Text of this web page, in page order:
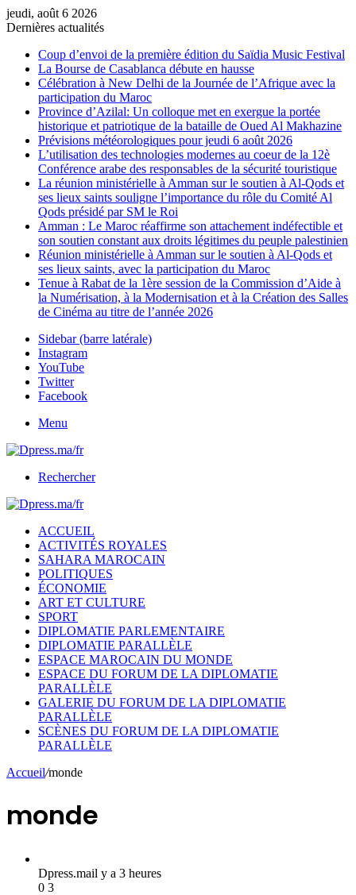
jeudi, août 6 2026
Dernières actualités
Coup d’envoi de la première édition du Saïdia Music Festival
La Bourse de Casablanca débute en hausse
Célébration à New Delhi de la Journée de l’Afrique avec la
participation du Maroc
Province d’Azilal: Un colloque met en exergue la portée
historique et patriotique de la bataille de Oued Al Makhazine
Prévisions météorologiques pour jeudi 6 août 2026
L’utilisation des technologies modernes au coeur de la 12è
Conférence arabe des responsables de la sécurité touristique
La réunion ministérielle à Amman sur le soutien à Al-Qods et
ses lieux saints souligne l’importance du rôle du Comité Al
Qods présidé par SM le Roi
Amman : Le Maroc réaffirme son attachement indéfectible et
son soutien constant aux droits légitimes du peuple palestinien
Réunion ministérielle à Amman sur le soutien à Al-Qods et
ses lieux saints, avec la participation du Maroc
Tenue à Rabat de la 1ère session de la Commission d’Aide à
la Numérisation, à la Modernisation et à la Création des Salles
de Cinéma au titre de l’année 2026
Sidebar (barre latérale)
Instagram
YouTube
Twitter
Facebook
Menu
Rechercher
ACCUEIL
ACTIVITÉS ROYALES
SAHARA MAROCAIN
POLITIQUES
ÉCONOMIE
ART ET CULTURE
SPORT
DIPLOMATIE PARLEMENTAIRE
DIPLOMATIE PARALLÈLE
ESPACE MAROCAIN DU MONDE
ESPACE DU FORUM DE LA DIPLOMATIE
PARALLÈLE
GALERIE DU FORUM DE LA DIPLOMATIE
PARALLÈLE
SCÈNES DU FORUM DE LA DIPLOMATIE
PARALLÈLE
Accueil/monde
monde
Dpress.mail y a 3 heures
0 3